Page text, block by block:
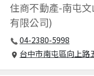
住商不動產-南屯
有限公司)
04-2380-5998
台中市南屯區向上路